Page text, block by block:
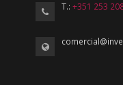
T.:+351 253